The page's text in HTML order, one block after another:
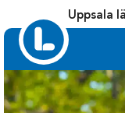
Uppsala